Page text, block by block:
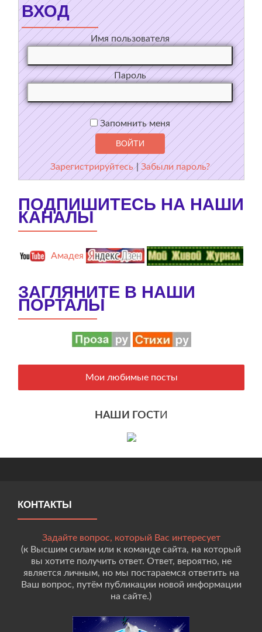
ВХОД
Имя пользователя
Пароль
Запомнить меня
Зарегистрируйтесь |Забыли пароль?
ПОДПИШИТЕСЬ НА НАШИ
КАНАЛЫ
Амадея
ЗАГЛЯНИТЕ В НАШИ
ПОРТАЛЫ
Мои любимые посты
НАШИ ГОСТИ
КОНТАКТЫ
Задайте вопрос, который Вас интересует
(к Высшим силам или к команде сайта, на который
вы хотите получить ответ. Ответ, вероятно, не
является личным, но мы постараемся ответить на
Ваш вопрос, путём публикации новой информации
на сайте.)